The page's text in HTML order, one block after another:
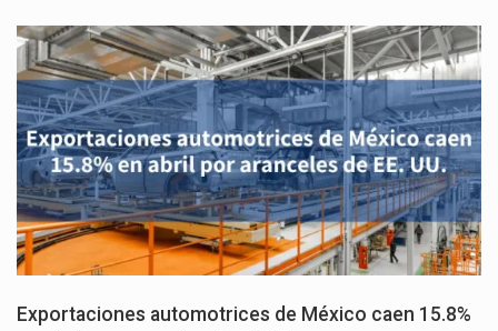
Exportaciones automotrices de México caen 15.8%